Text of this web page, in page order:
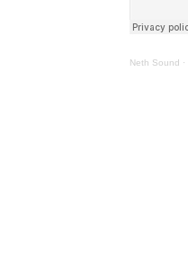
Neth Sound ·